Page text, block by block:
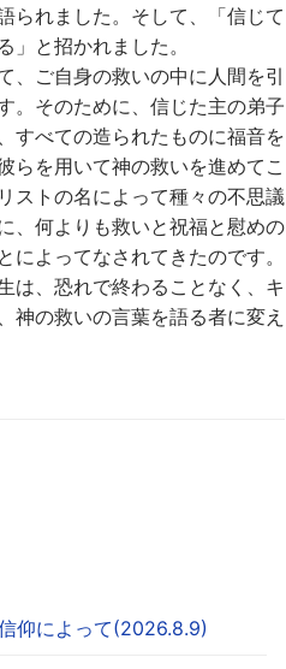
られました。そして、「信じて
」と招かれました。
、ご自身の救いの中に人間を引
。そのために、信じた主の弟子
すべての造られたものに福音を
らを用いて神の救いを進めてこ
ストの名によって種々の不思議
、何よりも救いと祝福と慰めの
によってなされてきたのです。
は、恐れで終わることなく、キ
神の救いの言葉を語る者に変え
仰によって(2026.8.9)